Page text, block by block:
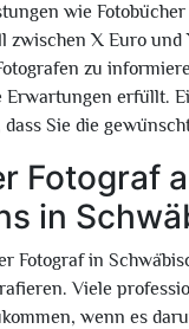
wie
zwischen X Euro
zu
Erwartungen erfüllt.
Sie die
Fotograf
in
Fotograf in
Viele
wenn es